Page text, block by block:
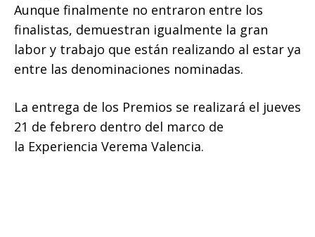
Aunque finalmente no entraron entre los
finalistas, demuestran igualmente la gran
labor y trabajo que están realizando al estar ya
entre las denominaciones nominadas.
La entrega de los Premios se realizará el jueves
21 de febrero dentro del marco de
la Experiencia Verema Valencia.